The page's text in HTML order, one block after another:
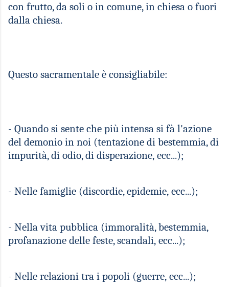
con frutto, da soli o in comune, in chiesa o fuori
dalla chiesa.
Questo sacramentale è consigliabile:
- Quando si sente che più intensa si fà l'azione
del demonio in noi (tentazione di bestemmia, di
impurità, di odio, di disperazione, ecc...);
- Nelle famiglie (discordie, epidemie, ecc...);
- Nella vita pubblica (immoralità, bestemmia,
profanazione delle feste, scandali, ecc...);
- Nelle relazioni tra i popoli (guerre, ecc...);